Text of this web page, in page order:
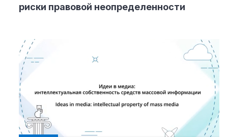
риски правовой неопределенности